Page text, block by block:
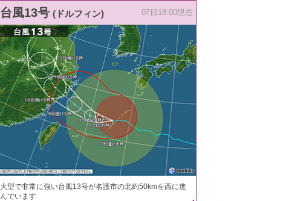
台風13号 (ドルフィン) 07日18:00現在
大型で非常に強い台風13号が名護市の北約50kmを西に進
んでいます